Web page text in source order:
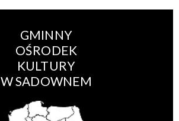
GMINNY
OŚRODEK
KULTURY
W SADOWNEM